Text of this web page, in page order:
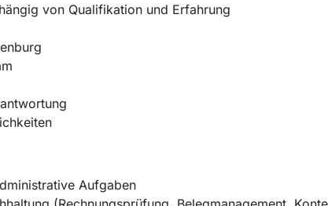
von Qualifikation und Erfahrung
Aufgaben